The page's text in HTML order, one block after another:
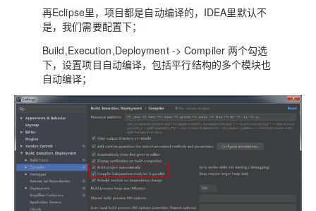
再Eclipse里，项目都是自动编译的，IDEA里默认不
是，我们需要配置下；
Build,Execution,Deployment -> Compiler两个勾选
下，设置项目自动编译，包括平行结构的多个模块也
自动编译；